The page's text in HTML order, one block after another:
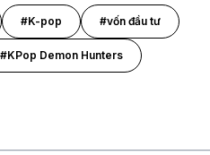
#K-pop #vốn đầu tư
#KPop Demon Hunters